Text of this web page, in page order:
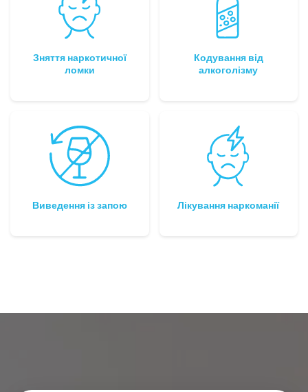
Зняття наркотичної
ломки
Кодування від
алкоголізму
Виведення із запою Лікування наркоманії